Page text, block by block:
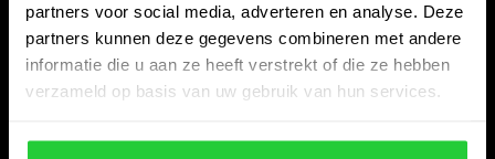
partners voor social media, adverteren en analyse. Deze
partners kunnen deze gegevens combineren met andere
informatie die u aan ze heeft verstrekt of die ze hebben
verzameld op basis van uw gebruik van hun services.
Bespanracket.nl is dé racketspecialist van Lelystad en
omstreken.
Snijdersstraat 6